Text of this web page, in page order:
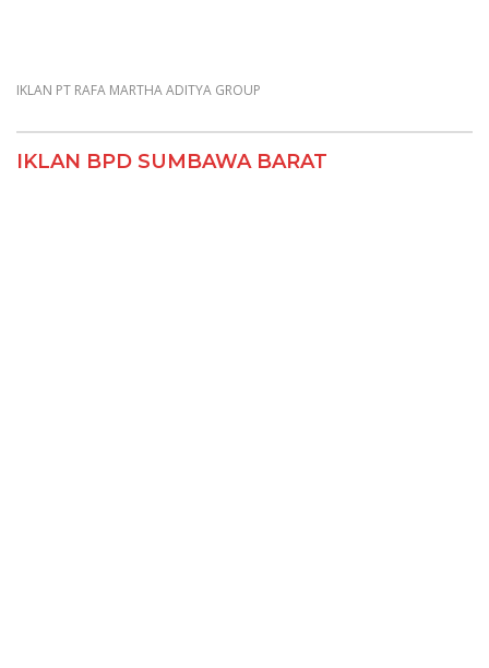
IKLAN PT RAFA MARTHA ADITYA GROUP
IKLAN BPD SUMBAWA BARAT